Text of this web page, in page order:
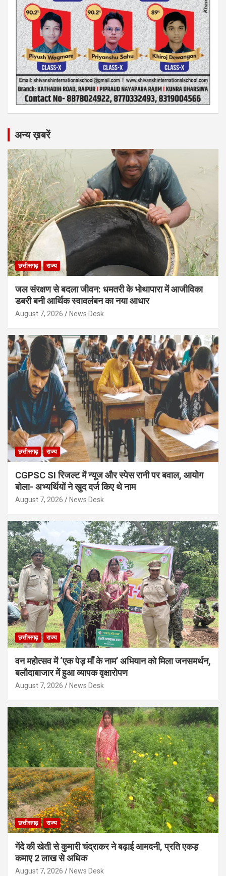
अन्य ख़बरें
छत्तीसगढ़ राज्य
जल संरक्षण से बदला जीवन: धमतरी के भोथापारा में आजीविका
डबरी बनी आर्थिक स्वावलंबन का नया आधार
August 7, 2026 News Desk
छत्तीसगढ़ राज्य
CGPSC SI रिजल्ट में न्यूज और स्पेस रानी पर बवाल, आयोग
बोला- अभ्यर्थियों ने खुद दर्ज किए थे नाम
August 7, 2026 News Desk
छत्तीसगढ़ राज्य
वन महोत्सव में ‘एक पेड़ माँ के नाम’ अभियान को मिला जनसमर्थन,
बलौदाबाजार में हुआ व्यापक वृक्षारोपण
August 7, 2026 News Desk
छत्तीसगढ़ राज्य
गेंदे की खेती से कुमारी चंद्राकर ने बढ़ाई आमदनी, प्रति एकड़
कमाए 2 लाख से अधिक
August 7, 2026 News Desk